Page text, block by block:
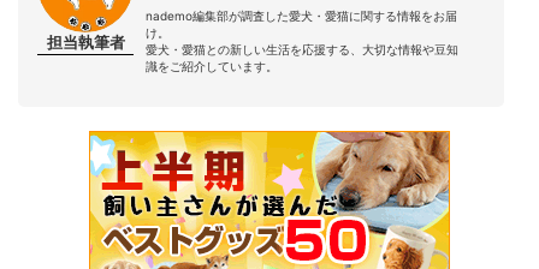
担当執筆者
nademo編集部が調査した愛犬・愛猫に関する情報をお届
け。
愛犬・愛猫との新しい生活を応援する、大切な情報や豆知
識をご紹介しています。